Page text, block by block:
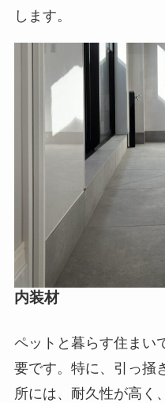
します。
内装材
ペットと暮らす住まい
要です。特に、引っ掻
所には、耐久性が高く